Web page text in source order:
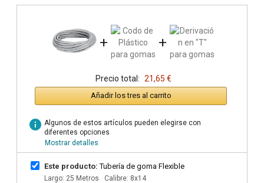
+ +
Precio total: 21,65 €
Añadir los tres al carrito
info Algunos de estos artículos pueden elegirse con
diferentes opciones
Mostrar detalles
Este producto: Tubería de goma Flexible
Largo: 25 Metros Calibre: 8x14